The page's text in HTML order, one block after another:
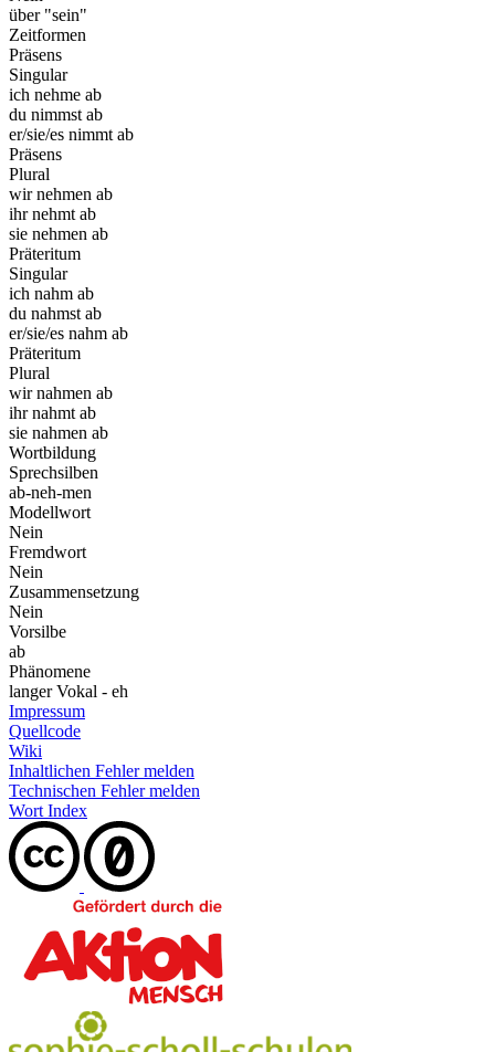
über "sein"
Zeitformen
Präsens
Singular
ich nehme ab
du nimmst ab
er/sie/es nimmt ab
Präsens
Plural
wir nehmen ab
ihr nehmt ab
sie nehmen ab
Präteritum
Singular
ich nahm ab
du nahmst ab
er/sie/es nahm ab
Präteritum
Plural
wir nahmen ab
ihr nahmt ab
sie nahmen ab
Wortbildung
Sprechsilben
ab-neh-men
Modellwort
Nein
Fremdwort
Nein
Zusammensetzung
Nein
Vorsilbe
ab
Phänomene
langer Vokal - eh
Impressum
Quellcode
Wiki
Inhaltlichen Fehler melden
Technischen Fehler melden
Wort Index